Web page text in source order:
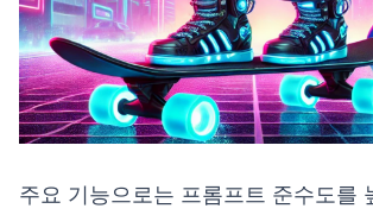
주요 기능으로는 프롬프트 준수도를